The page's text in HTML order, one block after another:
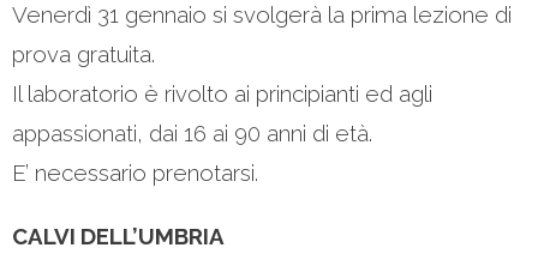
Venerdì 31 gennaio si svolgerà la prima lezione di
prova gratuita.
Il laboratorio è rivolto ai principianti ed agli
appassionati, dai 16 ai 90 anni di età.
E’ necessario prenotarsi.
CALVI DELL’UMBRIA